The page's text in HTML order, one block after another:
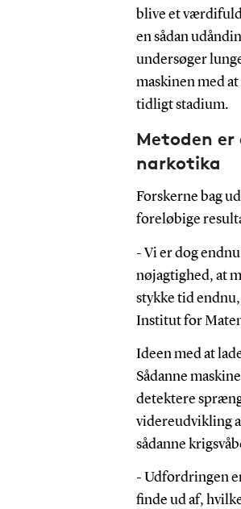
blive et
en sådan
undersøger
maskinen med
tidligt stadium.
Metoden
narkotika
Forskerne bag
foreløbige
- Vi er dog
nøjagtighed, at
stykke tid
Institut for
Ideen med at
Sådanne
detektere
videreudvikling
sådanne
- Udfordringen
finde ud af,